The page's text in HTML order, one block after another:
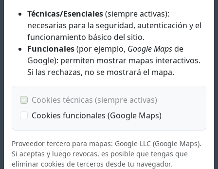
SUTOLDO S.L.
Fabricación de toldos, pérgolas y otros productos de
protección solar para instaladores.
Calidad profesional:Nuestro equipo altamente cualificado,
está dedicado a ofrecer productos de alta calidad pensados
para tener una larga durabilidad.
Venta Exclusiva a profesionales:Llevamos años
Confía en nuestra experiencia y productos de calidad
para tus trabajos.
Técnicas/Esenciales(siempre activas):
necesarias para la seguridad, autenticación y el
funcionamiento básico del sitio.
Funcionales(por ejemplo, Google Mapsde
Google): permiten mostrar mapas interactivos.
Si las rechazas, no se mostrará el mapa.
Cookies técnicas (siempre activas)
Cookies funcionales (Google Maps)
Proveedor tercero para mapas: Google LLC (Google Maps).
Si aceptas y luego revocas, es posible que tengas que
eliminar cookies de terceros desde tu navegador.